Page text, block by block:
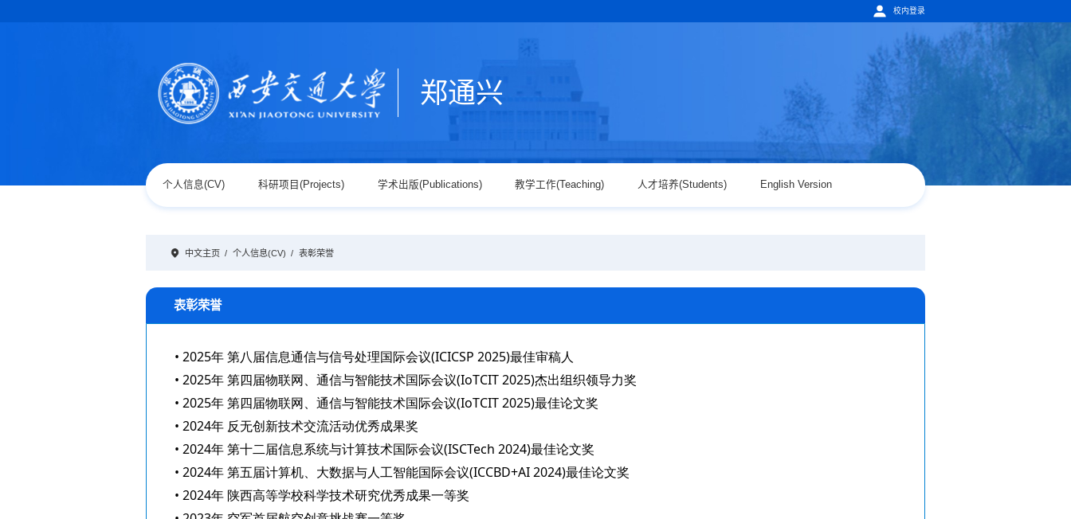
校内登录
郑通兴
个人信息(CV) 科研项目(Projects) 学术出版(Publications) 教学工作(Teaching) 人才培养(Students) English Version
中文主页 / 个人信息(CV) / 表彰荣誉
表彰荣誉